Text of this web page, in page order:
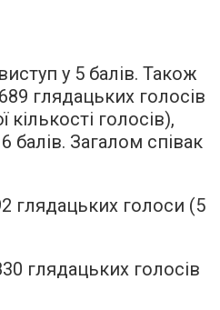
у 5 балів. Також
глядацьких голосів
кількості голосів),
Загалом співак
глядацьких голоси (5
глядацьких голосів